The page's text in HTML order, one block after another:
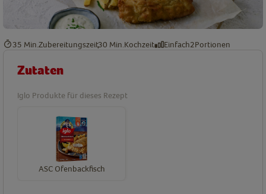
35 Min. Zubereitungszeit30 Min. Kochzeit Einfach2Portionen
Zutaten
Iglo Produkte für dieses Rezept
ASC Ofenbackfisch